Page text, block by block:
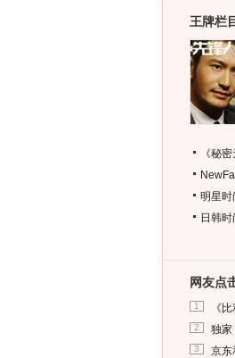
王牌栏
《秘
明星时
日韩
网友点
1 《
2 独家
3 京东